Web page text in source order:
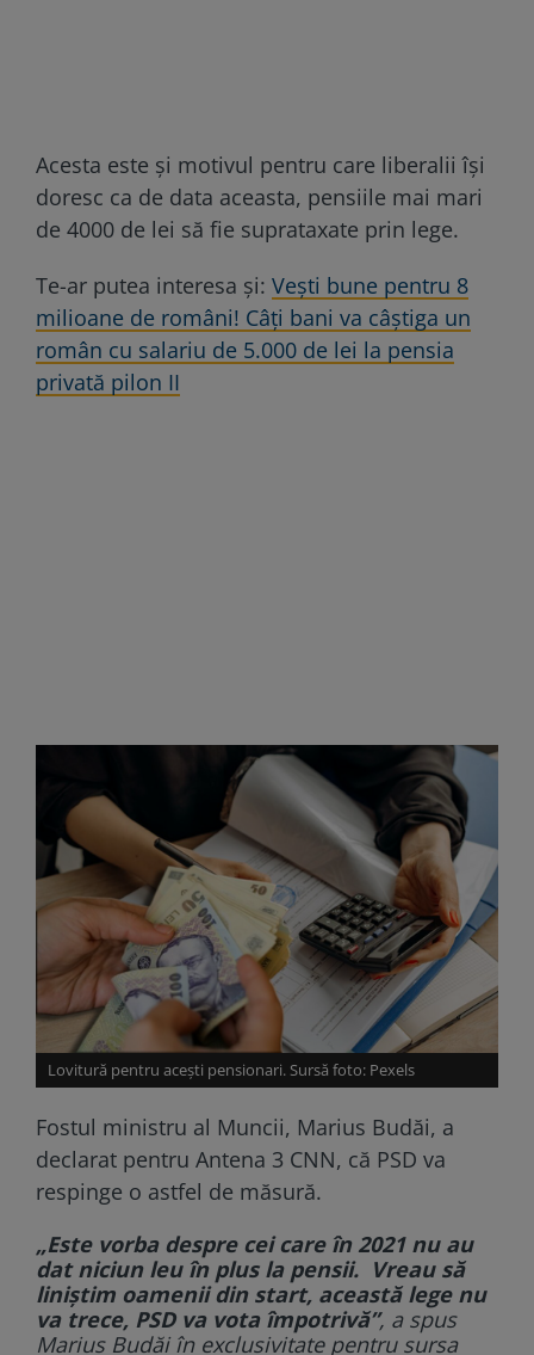
Acesta este și motivul pentru care liberalii își
doresc ca de data aceasta, pensiile mai mari
de 4000 de lei să fie suprataxate prin lege.
Te-ar putea interesa și: Veşti bune pentru 8
milioane de români! Câți bani va câștiga un
român cu salariu de 5.000 de lei la pensia
privată pilon II
Lovitură pentru acești pensionari. Sursă foto: Pexels
Fostul ministru al Muncii, Marius Budăi, a
declarat pentru Antena 3 CNN, că PSD va
respinge o astfel de măsură.
„Este vorba despre cei care în 2021 nu au
dat niciun leu în plus la pensii. Vreau să
liniștim oamenii din start, această lege nu
va trece, PSD va vota împotrivă”, a spus
Marius Budăi în exclusivitate pentru sursa